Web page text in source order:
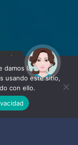
damos la mejor
usando este sitio,
con ello.